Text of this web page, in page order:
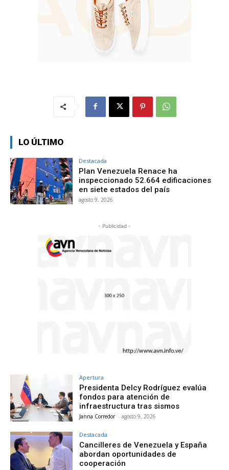
LO ÚLTIMO
Destacada
Plan Venezuela Renace ha
inspeccionado 52.664 edificaciones
en siete estados del país
agosto 9, 2026
- Publicidad -
Apertura
Presidenta Delcy Rodríguez evalúa
fondos para atención de
infraestructura tras sismos
Janna Corredor - agosto 9, 2026
Destacada
Cancilleres de Venezuela y España
abordan oportunidades de
cooperación